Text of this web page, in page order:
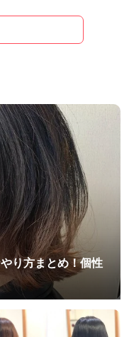
り方まとめ！個性